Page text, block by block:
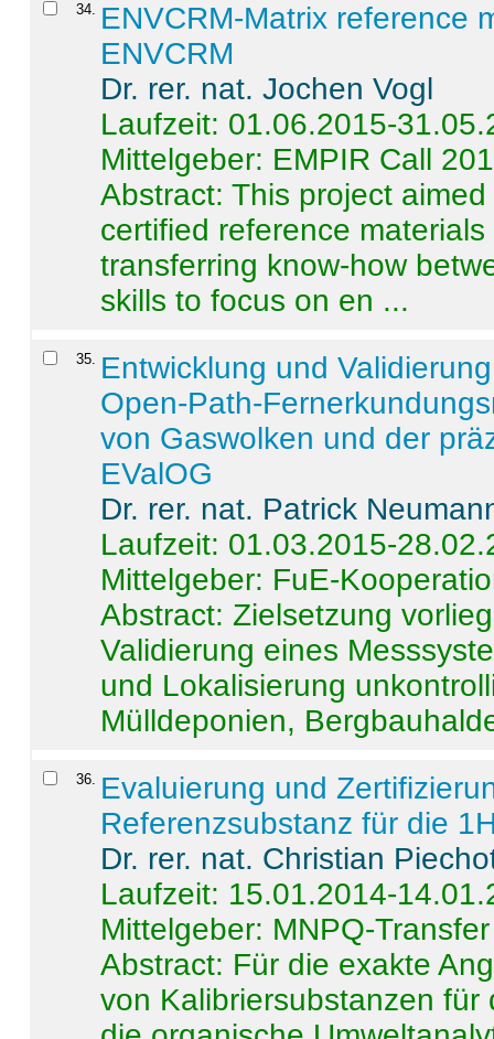
34. ENVCRM-Matrix reference
ENVCRM
Dr. rer. nat. Jochen Vogl
Laufzeit: 01.06.2015-
Mittelgeber: EMPIR Call
Abstract:This project
certified reference
transferring know-how
skills to focus on en ...
35. Entwicklung und
Open-Path-
von Gaswolken und der
EValOG
Dr. rer. nat. Patrick
Laufzeit: 01.03.2015-
Mittelgeber: FuE-
Abstract:Zielsetzung
Validierung eines
und Lokalisierung
Mülldeponien,
36. Evaluierung und
Referenzsubstanz für die
Dr. rer. nat. Christian
Laufzeit: 15.01.2014-
Mittelgeber: MNPQ-Transfer
Abstract: Für die exakte
von Kalibriersubstanzen